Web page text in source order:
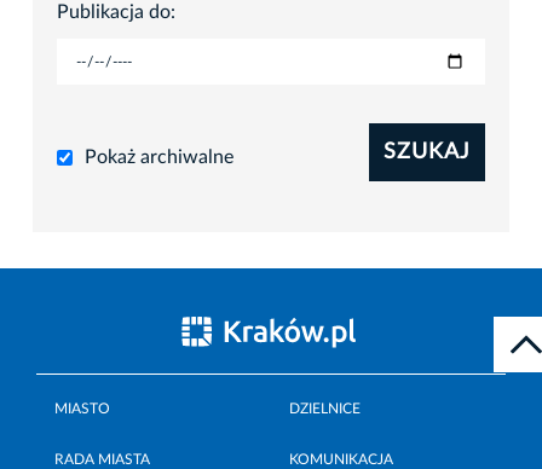
Publikacja do:
Pokaż archiwalne SZUKAJ
MIASTO DZIELNICE
RADA MIASTA KOMUNIKACJA